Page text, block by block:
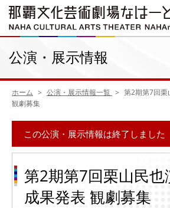
公演・展示情報
ホーム 公演・展示情報一覧
第2期第7回栗
観劇募集
この公演・展示情報は終了しました
第2期第7回栗山民也
成果発表 観劇募集